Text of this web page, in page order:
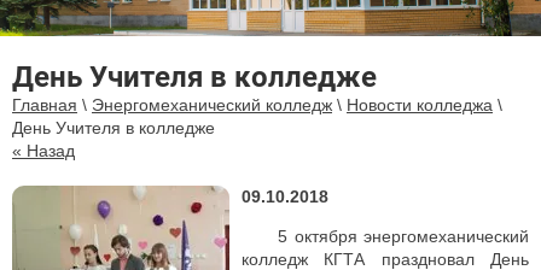
День Учителя в колледже
Главная \ Энергомеханический колледж \ Новости колледжа \
День Учителя в колледже
« Назад
09.10.2018
5 октября энергомеханический
колледж КГТА праздновал День